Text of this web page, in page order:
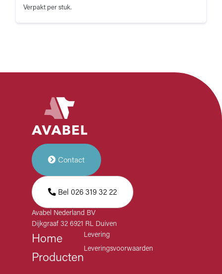
Verpakt per stuk.
Contact
Bel 026 319 32 22
Avabel Nederland BV
Dijkgraaf 32 6921 RL Duiven
Home
Producten
Levering
Leveringsvoorwaarden